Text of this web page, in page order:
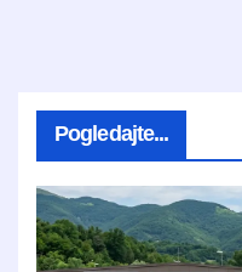
Pogledajte...